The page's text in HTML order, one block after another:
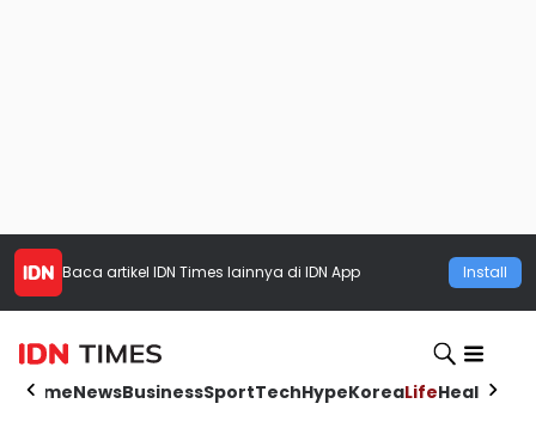
Baca artikel IDN Times lainnya di IDN App Install
HomeNewsBusinessSportTechHypeKoreaLifeHealth